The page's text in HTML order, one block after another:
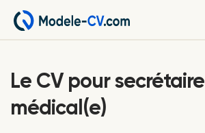
Le CV pour secrétaire
médical(e)